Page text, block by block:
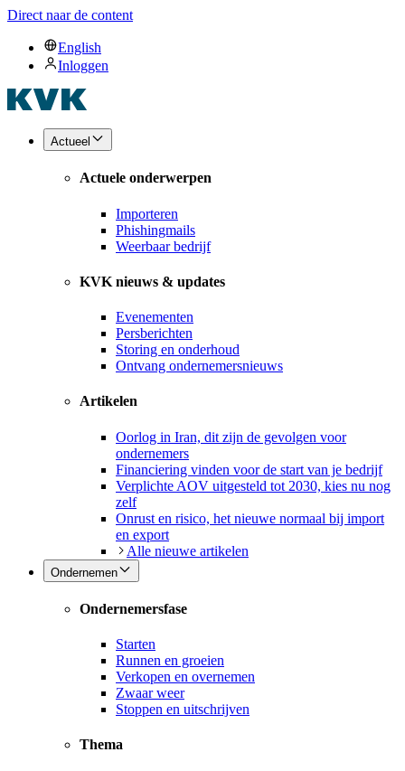
Direct naar de content
English
Inloggen
Actueel
Actuele onderwerpen
Importeren
Phishingmails
Weerbaar bedrijf
KVK nieuws & updates
Evenementen
Persberichten
Storing en onderhoud
Ontvang ondernemersnieuws
Artikelen
Oorlog in Iran, dit zijn de gevolgen voor
ondernemers
Financiering vinden voor de start van je bedrijf
Verplichte AOV uitgesteld tot 2030, kies nu nog
zelf
Onrust en risico, het nieuwe normaal bij import
en export
Alle nieuwe artikelen
Ondernemen
Ondernemersfase
Starten
Runnen en groeien
Verkopen en overnemen
Zwaar weer
Stoppen en uitschrijven
Thema